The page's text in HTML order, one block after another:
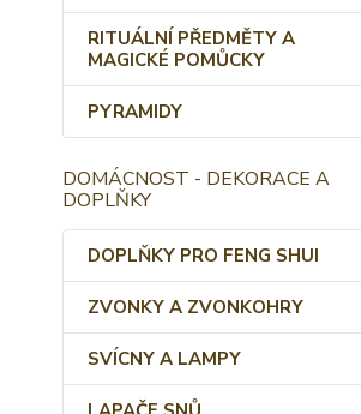
RITUÁLNÍ PŘEDMĚTY A
MAGICKÉ POMŮCKY
PYRAMIDY
DOMÁCNOST - DEKORACE A
DOPLŇKY
DOPLŇKY PRO FENG SHUI
ZVONKY A ZVONKOHRY
SVÍCNY A LAMPY